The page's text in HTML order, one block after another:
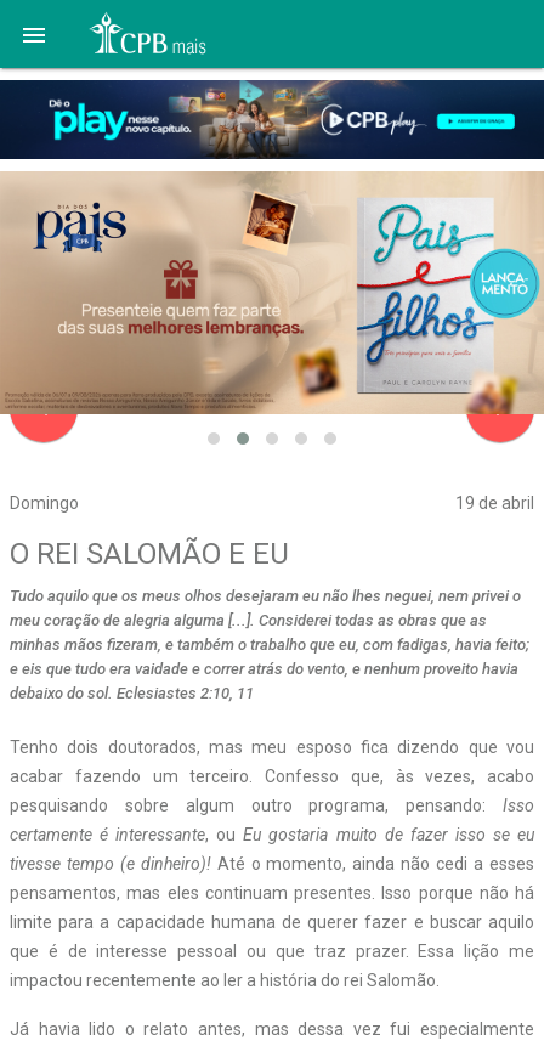

Domingo 19 de abril
navigate_before
O REI SALOMÃO E EU
Tudo aquilo que os meus olhos desejaram eu não lhes neguei, nem privei o
meu coração de alegria alguma [...]. Considerei todas as obras que as
minhas mãos fizeram, e também o trabalho que eu, com fadigas, havia feito;
e eis que tudo era vaidade e correr atrás do vento, e nenhum proveito havia
debaixo do sol. Eclesiastes 2:10, 11
Tenho dois doutorados, mas meu esposo fica dizendo que vou
acabar fazendo um terceiro. Confesso que, às vezes, acabo
pesquisando sobre algum outro programa, pensando: Isso
certamente é interessante, ouEu gostaria muito de fazer isso se eu
tivesse tempo (e dinheiro)!Até o momento, ainda não cedi a esses
pensamentos, mas eles continuam presentes. Isso porque não há
limite para a capacidade humana de querer fazer e buscar aquilo
que é de interesse pessoal ou que traz prazer. Essa lição me
impactou recentemente ao ler a história do rei Salomão.
Já havia lido o relato antes, mas dessa vez fui especialmente
navigate_next